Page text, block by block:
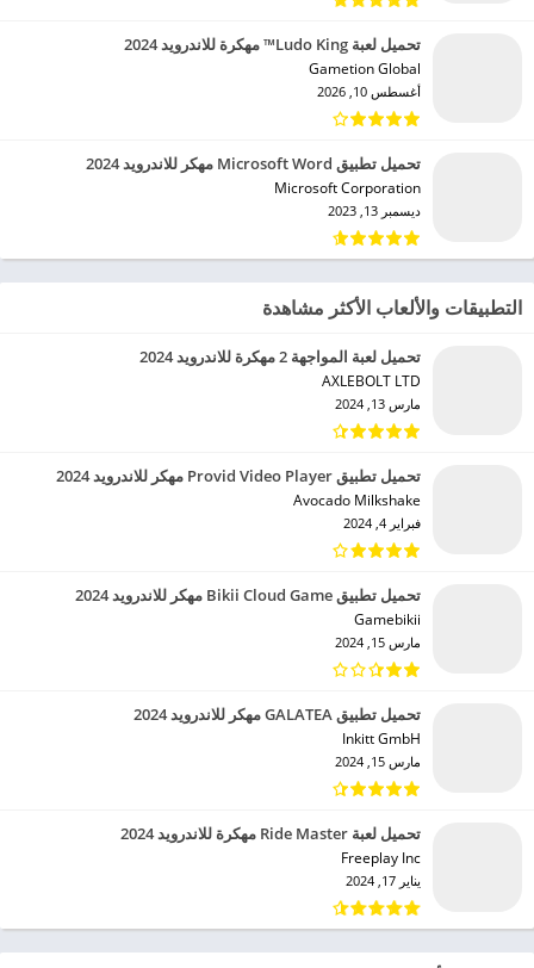
تحميل لعبة Ludo King™ مهكرة للاندرويد 2024
Gametion Global‏
أغسطس 10, 2026
تحميل تطبيق Microsoft Word مهكر للاندرويد 2024
Microsoft Corporation‏
ديسمبر 13, 2023
التطبيقات والألعاب الأكثر مشاهدة
تحميل لعبة المواجهة 2 مهكرة للاندرويد 2024
AXLEBOLT LTD‏
مارس 13, 2024
تحميل تطبيق Provid Video Player مهكر للاندرويد 2024
Avocado Milkshake‏
فبراير 4, 2024
تحميل تطبيق Bikii Cloud Game مهكر للاندرويد 2024
Gamebikii‏
مارس 15, 2024
تحميل تطبيق GALATEA مهكر للاندرويد 2024
Inkitt GmbH‏
مارس 15, 2024
تحميل لعبة Ride Master مهكرة للاندرويد 2024
Freeplay Inc‏
يناير 17, 2024